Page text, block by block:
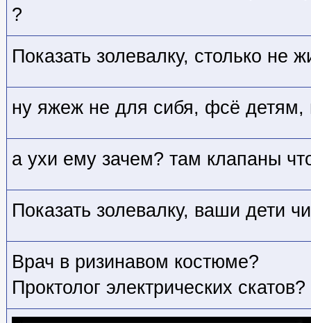
?
Показать золевалку, столько не
ну яжеж не для сибя, фсё детям,
а ухи ему зачем? там клапаны
Показать золевалку, ваши дети
Врач в ризинавом костюме?
Проктолог электрических скатов?